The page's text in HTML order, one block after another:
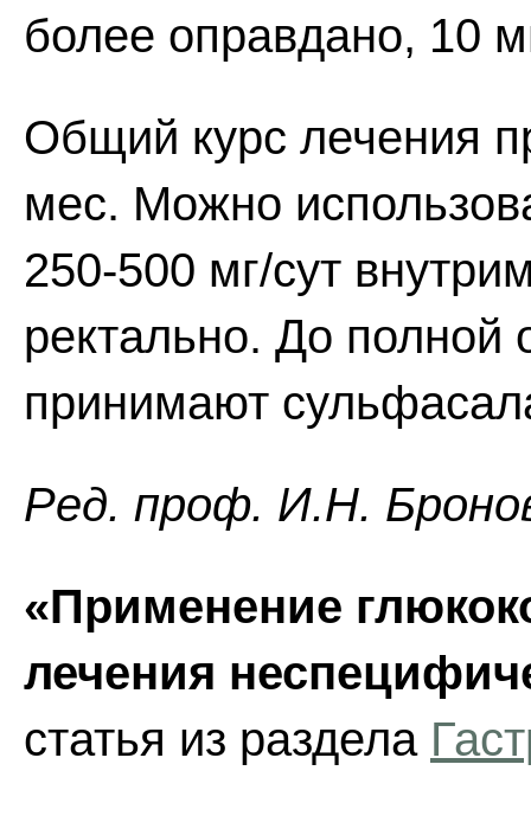
более оправдано, 10
Общий курс лечения
мес. Можно
250-500 мг/сут
ректально. До
принимают
Ред. проф. И.Н.
«Применение
лечения
статья из раздела